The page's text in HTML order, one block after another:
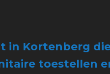
in Kortenberg
toestellen